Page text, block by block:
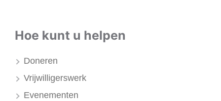
Hoe kunt u helpen
Doneren
Vrijwilligerswerk
Evenementen